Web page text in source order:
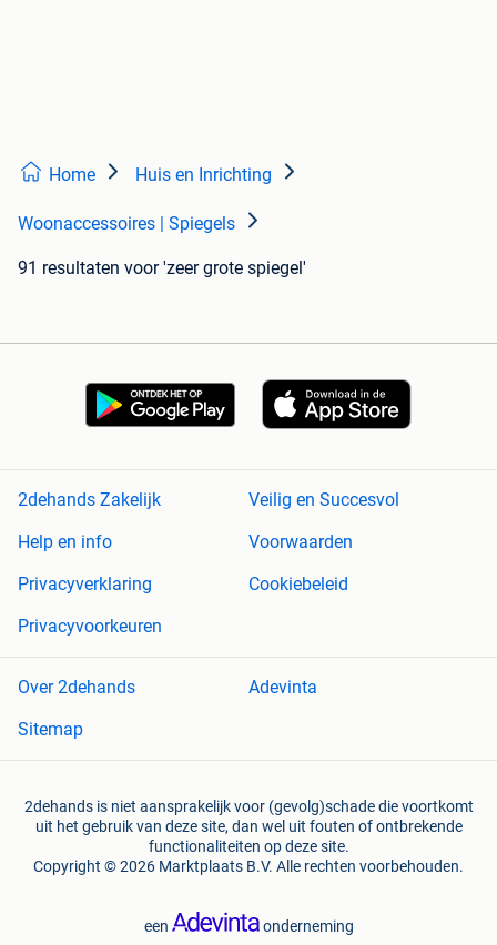
Home Huis en Inrichting
Woonaccessoires | Spiegels
91 resultaten voor 'zeer grote spiegel'
2dehands Zakelijk
Veilig en Succesvol
Help en info
Voorwaarden
Privacyverklaring
Cookiebeleid
Privacyvoorkeuren
Over 2dehands
Adevinta
Sitemap
2dehands is niet aansprakelijk voor (gevolg)schade die voortkomt
uit het gebruik van deze site, dan wel uit fouten of ontbrekende
functionaliteiten op deze site.
Copyright © 2026 Marktplaats B.V. Alle rechten voorbehouden.
een onderneming